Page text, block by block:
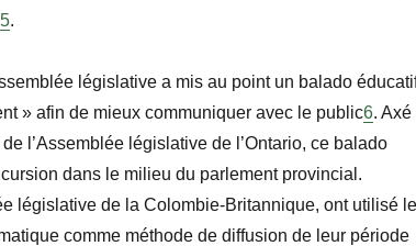
5.
législative a mis au point un balado
» afin de mieux communiquer avec le public6. Axé
l’Assemblée législative de l’Ontario, ce balado
dans le milieu du parlement provincial.
législative de la Colombie-Britannique, ont utilisé
comme méthode de diffusion de leur période